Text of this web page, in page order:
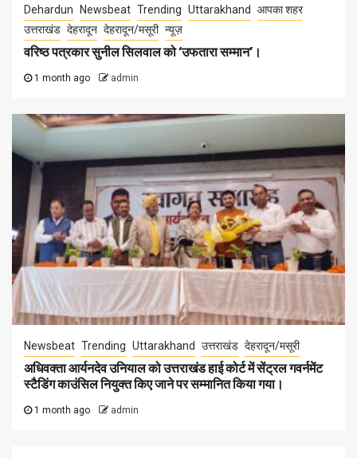
Dehardun Newsbeat Trending Uttarakhand
आपका शहर
उत्तराखंड देहरादून देहरादून/मसूरी न्यूज़
वरिष्ठ पत्रकार सुनील सिलवाल को ‘उफतारा सम्मान’।
1 month ago admin
Newsbeat Trending Uttarakhand उत्तराखंड देहरादून/मसूरी
अधिवक्ता आर्यनदेव उनियाल को उत्तराखंड हाई कोर्ट में सेंट्रल गवर्नमेंट
स्टैडिंग काउंसिल नियुक्त किए जाने पर सम्मानित किया गया।
1 month ago admin